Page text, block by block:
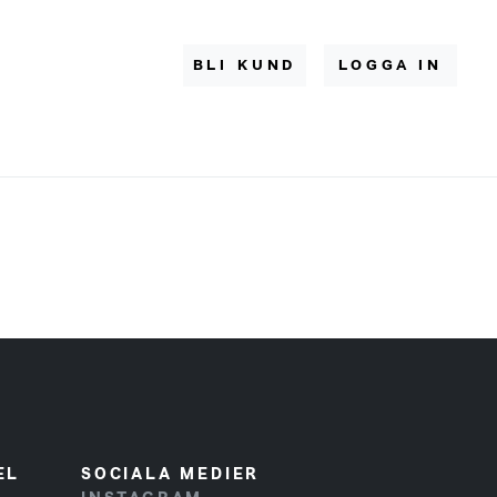
BLI KUND LOGGA IN
SOCIALA MEDIER